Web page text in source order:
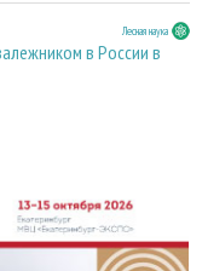
Лесная наука
в России в